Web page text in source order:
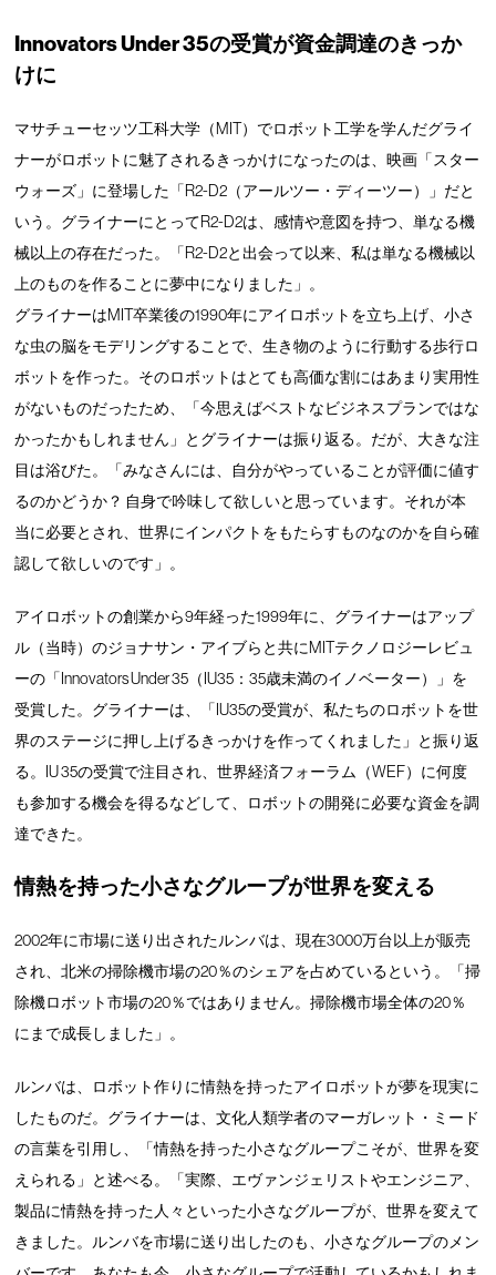
Innovators Under 35の受賞が資金調達のきっか
けに
マサチューセッツ工科大学（MIT）でロボット工学を学んだグライ
ナーがロボットに魅了されるきっかけになったのは、映画「スター
ウォーズ」に登場した「R2-D2（アールツー・ディーツー）」だと
いう。グライナーにとってR2-D2は、感情や意図を持つ、単なる機
械以上の存在だった。「R2-D2と出会って以来、私は単なる機械以
上のものを作ることに夢中になりました」。
グライナーはMIT卒業後の1990年にアイロボットを立ち上げ、小さ
な虫の脳をモデリングすることで、生き物のように行動する歩行ロ
ボットを作った。そのロボットはとても高価な割にはあまり実用性
がないものだったため、「今思えばベストなビジネスプランではな
かったかもしれません」とグライナーは振り返る。だが、大きな注
目は浴びた。「みなさんには、自分がやっていることが評価に値す
るのかどうか？ 自身で吟味して欲しいと思っています。それが本
当に必要とされ、世界にインパクトをもたらすものなのかを自ら確
認して欲しいのです」。
アイロボットの創業から9年経った1999年に、グライナーはアップ
ル（当時）のジョナサン・アイブらと共にMITテクノロジーレビュ
ーの「Innovators Under 35（IU35：35歳未満のイノベーター）」を
受賞した。グライナーは、「IU35の受賞が、私たちのロボットを世
界のステージに押し上げるきっかけを作ってくれました」と振り返
る。IU 35の受賞で注目され、世界経済フォーラム（WEF）に何度
も参加する機会を得るなどして、ロボットの開発に必要な資金を調
達できた。
情熱を持った小さなグループが世界を変える
2002年に市場に送り出されたルンバは、現在3000万台以上が販売
され、北米の掃除機市場の20％のシェアを占めているという。「掃
除機ロボット市場の20％ではありません。掃除機市場全体の20％
にまで成長しました」。
ルンバは、ロボット作りに情熱を持ったアイロボットが夢を現実に
したものだ。グライナーは、文化人類学者のマーガレット・ミード
の言葉を引用し、「情熱を持った小さなグループこそが、世界を変
えられる」と述べる。「実際、エヴァンジェリストやエンジニア、
製品に情熱を持った人々といった小さなグループが、世界を変えて
きました。ルンバを市場に送り出したのも、小さなグループのメン